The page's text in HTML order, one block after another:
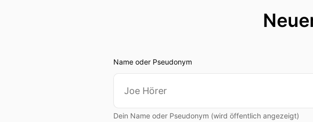
Name oder Pseudonym
Dein Name oder Pseudonym (wird öffentlich angezeigt)